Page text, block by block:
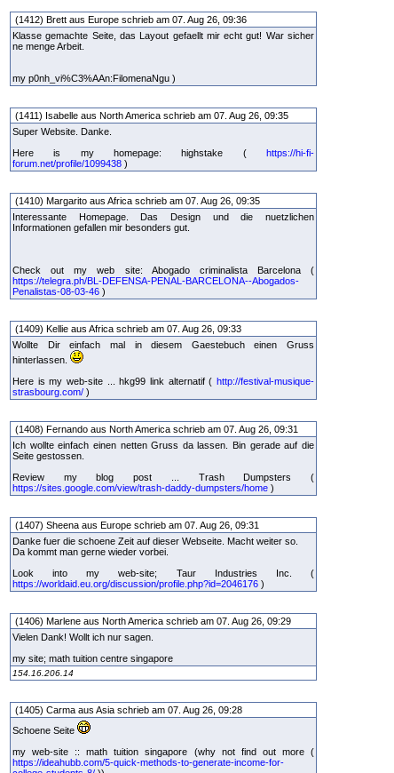
(1412) Brett aus Europe schrieb am 07. Aug 26, 09:36
Klasse gemachte Seite, das Layout gefaellt mir echt gut! War sicher
ne menge Arbeit.
my p0nh_vi%C3%AAn:FilomenaNgu )
(1411) Isabelle aus North America schrieb am 07. Aug 26, 09:35
Super Website. Danke.
Here is my homepage: highstake ( https://hi-fi-
forum.net/profile/1099438 )
(1410) Margarito aus Africa schrieb am 07. Aug 26, 09:35
Interessante Homepage. Das Design und die nuetzlichen
Informationen gefallen mir besonders gut.
Check out my web site: Abogado criminalista Barcelona (
https://telegra.ph/BL-DEFENSA-PENAL-BARCELONA--Abogados-
Penalistas-08-03-46 )
(1409) Kellie aus Africa schrieb am 07. Aug 26, 09:33
Wollte Dir einfach mal in diesem Gaestebuch einen Gruss
hinterlassen.
Here is my web-site ... hkg99 link alternatif ( http://festival-musique-
strasbourg.com/ )
(1408) Fernando aus North America schrieb am 07. Aug 26, 09:31
Ich wollte einfach einen netten Gruss da lassen. Bin gerade auf die
Seite gestossen.
Review my blog post ... Trash Dumpsters (
https://sites.google.com/view/trash-daddy-dumpsters/home )
(1407) Sheena aus Europe schrieb am 07. Aug 26, 09:31
Danke fuer die schoene Zeit auf dieser Webseite. Macht weiter so.
Da kommt man gerne wieder vorbei.
Look into my web-site; Taur Industries Inc. (
https://worldaid.eu.org/discussion/profile.php?id=2046176 )
(1406) Marlene aus North America schrieb am 07. Aug 26, 09:29
Vielen Dank! Wollt ich nur sagen.
my site; math tuition centre singapore
154.16.206.14
(1405) Carma aus Asia schrieb am 07. Aug 26, 09:28
Schoene Seite
my web-site :: math tuition singapore (why not find out more (
https://ideahubb.com/5-quick-methods-to-generate-income-for-